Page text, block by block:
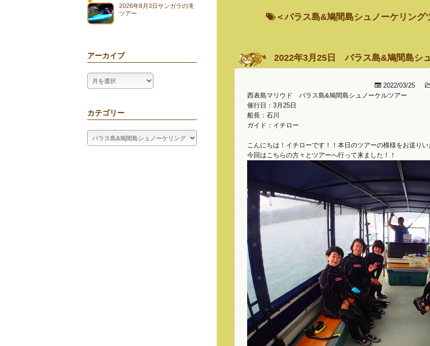
2026年8月3日サンガラの滝
ツアー
アーカイブ
ア
ー
ブ
カテゴリー
カ
テ
＜バラス島&鳩間島シュノーケリン
2022年3月25日 バラス島&鳩間島シ
2022/03/25
西表島マリウド バラス島&鳩間島シュノーケルツアー
催行日：3月25日
船長：石川
ガイド：イチロー
こんにちは！イチローです！！本日のツアーの模様をお送りい
今回はこちらの方々とツアーへ行って来ました！！